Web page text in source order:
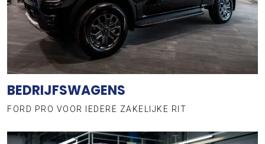
BEDRIJFSWAGENS
FORD PRO VOOR IEDERE ZAKELIJKE RIT